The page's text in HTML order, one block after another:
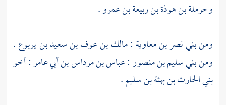
وحرملة بن هوذة بن ربيعة بن عمرو.
ومنبني نصر بن معاوية :مالك بن عوف بن سعيد بن يربوع.
ومنبني سليم بن منصور:عباس بن مرداس بن أبي عامر: أخو
بني الحارث بن بهثة بن سليم.